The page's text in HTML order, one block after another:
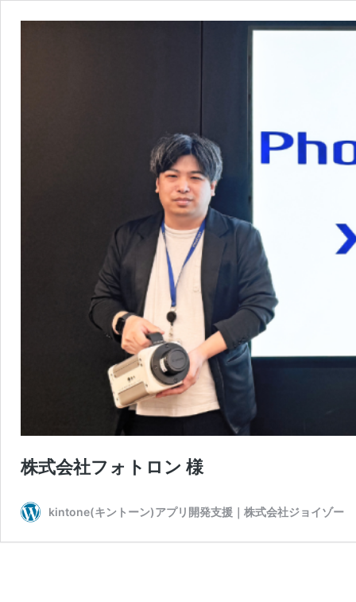
株式会社フォトロン 様
kintone(キントーン)アプリ開発支援｜株式会社ジョイゾー